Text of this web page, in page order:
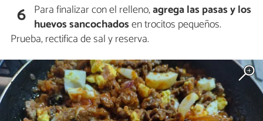
6 Para finalizar con el relleno,agrega las pasas y los
huevos sancochadosen trocitos pequeños.
Prueba, rectifica de sal y reserva.